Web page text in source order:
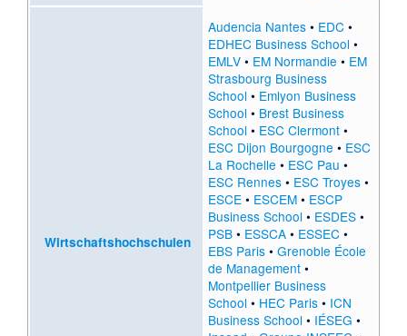
Wirtschaftshochschulen
Audencia Nantes• EDC•
EDHEC Business School •
EMLV• EM Normandie • EM
Strasbourg Business
School • Emlyon Business
School • Brest Business
School • ESC Clermont•
ESC Dijon Bourgogne • ESC
La Rochelle • ESC Pau •
ESC Rennes• ESC Troyes•
ESCE• ESCEM• ESCP
Business School • ESDES•
PSB• ESSCA• ESSEC•
EBS Paris• Grenoble École
de Management•
Montpellier Business
School • HEC Paris• ICN
Business School • IÉSEG •